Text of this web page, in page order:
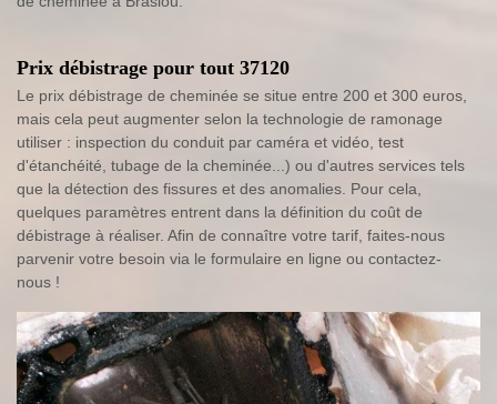
Prix débistrage pour tout 37120
Le prix débistrage de cheminée se situe entre 200 et 300 euros,
mais cela peut augmenter selon la technologie de ramonage
utiliser : inspection du conduit par caméra et vidéo, test
d'étanchéité, tubage de la cheminée...) ou d'autres services tels
que la détection des fissures et des anomalies. Pour cela,
quelques paramètres entrent dans la définition du coût de
débistrage à réaliser. Afin de connaître votre tarif, faites-nous
parvenir votre besoin via le formulaire en ligne ou contactez-
nous !